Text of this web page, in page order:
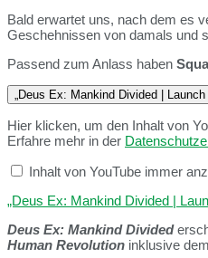
Bald erwartet uns, nach dem es
Geschehnissen von damals und
Passend zum Anlass haben
„Deus Ex: Mankind Divided |
Hier klicken, um den Inhalt von
Erfahre mehr in der
Inhalt von YouTube immer
„Deus Ex: Mankind Divided |
Deus Ex: Mankind Divided
Human Revolution inklusive dem